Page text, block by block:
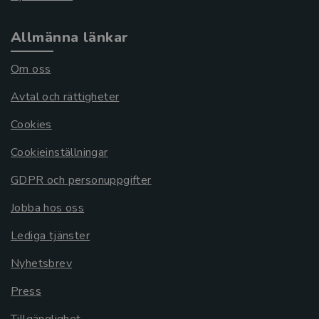
Allmänna länkar
Om oss
Avtal och rättigheter
Cookies
Cookieinställningar
GDPR och personuppgifter
Jobba hos oss
Lediga tjänster
Nyhetsbrev
Press